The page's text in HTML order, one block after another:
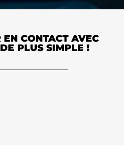
EN CONTACT AVEC
PLUS SIMPLE !